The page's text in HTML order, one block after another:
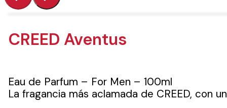
CREED Aventus
Eau de Parfum – For Men – 100ml
La fragancia más aclamada de CREED, con